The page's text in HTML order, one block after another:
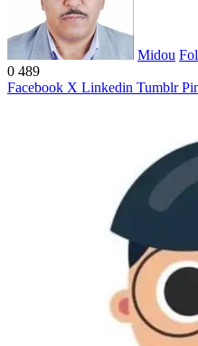
Midou
0 489
Facebook X Linkedin Tumblr